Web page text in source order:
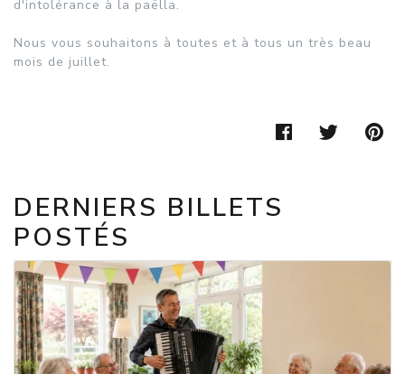
d'intolérance à la paëlla.
Nous vous souhaitons à toutes et à tous un très beau
mois de juillet.
FACEBOOK
DERNIERS BILLETS
POSTÉS